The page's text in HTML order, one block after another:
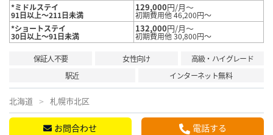
*ミドルステイ
91日以上～211日未満
129,000円/月～
初期費用他 46,200円～
*ショートステイ
30日以上～91日未満
132,000円/月～
初期費用他 30,800円～
保証人不要 女性向け
高級・ハイグレード
駅近
インターネット無料
北海道 札幌市北区
お問合わせ 電話する